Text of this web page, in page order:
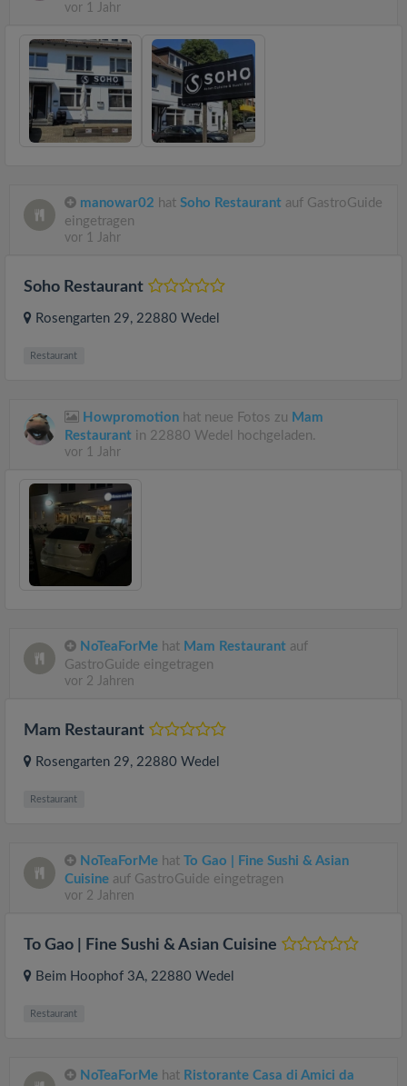
vor 1 Jahr
manowar02 hat Soho Restaurant auf GastroGuide
eingetragen
vor 1 Jahr
Soho Restaurant
Rosengarten 29, 22880 Wedel
Restaurant
Howpromotion hat neue Fotos zu Mam
Restaurant in 22880 Wedel hochgeladen.
vor 1 Jahr
NoTeaForMe hat Mam Restaurant auf
GastroGuide eingetragen
vor 2 Jahren
Mam Restaurant
Rosengarten 29, 22880 Wedel
Restaurant
NoTeaForMe hat To Gao | Fine Sushi & Asian
Cuisine auf GastroGuide eingetragen
vor 2 Jahren
To Gao | Fine Sushi & Asian Cuisine
Beim Hoophof 3A, 22880 Wedel
Restaurant
NoTeaForMe hat Ristorante Casa di Amici da